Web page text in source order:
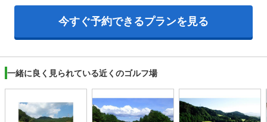
今すぐ予約できるプランを見る
一緒に良く見られている近くのゴルフ場